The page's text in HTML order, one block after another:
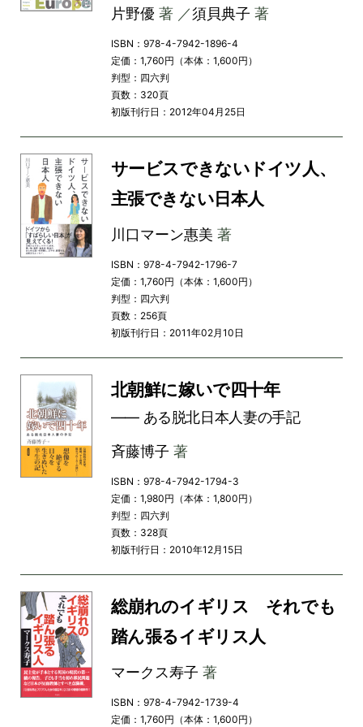
片野優 著 ／須貝典子 著
ISBN：978-4-7942-1896-4
定価：1,760円（本体：1,600円）
判型：四六判
頁数：320頁
初版刊行日：2012年04月25日
サービスできないドイツ人、
主張できない日本人
川口マーン惠美 著
ISBN：978-4-7942-1796-7
定価：1,760円（本体：1,600円）
判型：四六判
頁数：256頁
初版刊行日：2011年02月10日
北朝鮮に嫁いで四十年
―― ある脱北日本人妻の手記
斉藤博子 著
ISBN：978-4-7942-1794-3
定価：1,980円（本体：1,800円）
判型：四六判
頁数：328頁
初版刊行日：2010年12月15日
総崩れのイギリス それでも
踏ん張るイギリス人
マークス寿子 著
ISBN：978-4-7942-1739-4
定価：1,760円（本体：1,600円）